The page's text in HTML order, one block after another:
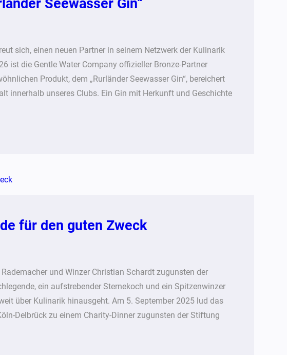
Seewasser Gin“
sich, einen neuen Partner in seinem Netzwerk der Kulinarik
ist die Gentle Water Company offizieller Bronze-Partner
Produkt, dem „Rurländer Seewasser Gin“, bereichert
innerhalb unseres Clubs. Ein Gin mit Herkunft und Geschichte
für den guten Zweck
und Winzer Christian Schardt zugunsten der
ein aufstrebender Sternekoch und ein Spitzenwinzer
über Kulinarik hinausgeht. Am 5. September 2025 lud das
Delbrück zu einem Charity-Dinner zugunsten der Stiftung